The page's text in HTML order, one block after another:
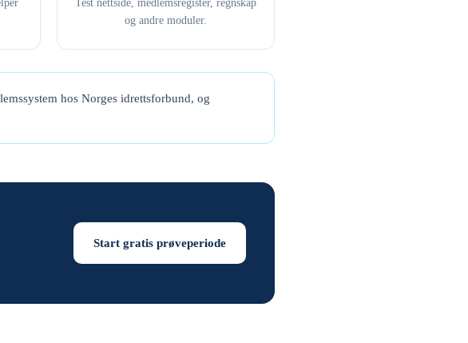
Test nettside, medlemsregister, regnskap
og andre moduler.
hos Norges idrettsforbund, og
Start gratis prøveperiode